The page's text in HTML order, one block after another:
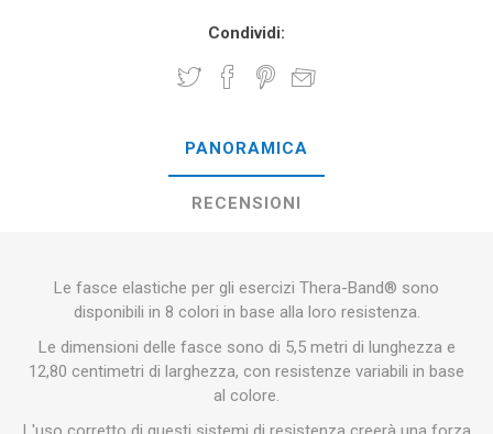
Condividi:
PANORAMICA
RECENSIONI
Le fasce elastiche per gli esercizi Thera-Band® sono
disponibili in 8 colori in base alla loro resistenza.
Le dimensioni delle fasce sono di 5,5 metri di lunghezza e
12,80 centimetri di larghezza, con resistenze variabili in base
al colore.